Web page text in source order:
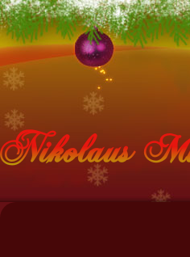
Nikolaus